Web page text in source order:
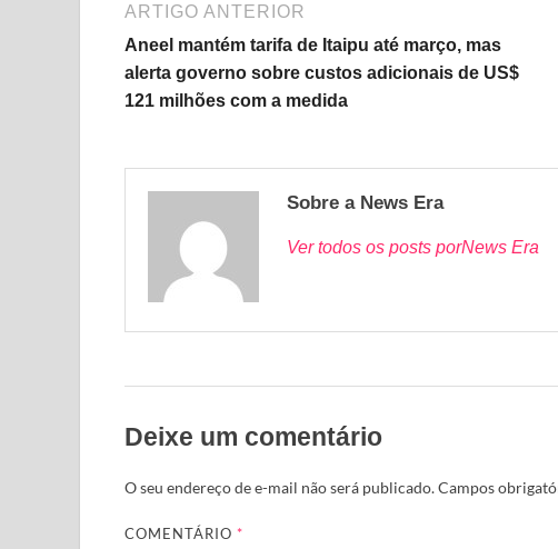
ARTIGO ANTERIOR
Aneel mantém tarifa de Itaipu até março, mas
alerta governo sobre custos adicionais de US$
121 milhões com a medida
Sobre a News Era
Ver todos os posts porNews Era
Deixe um comentário
O seu endereço de e-mail não será publicado.Campos
COMENTÁRIO*